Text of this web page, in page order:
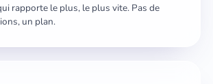
rapporte le plus, le plus vite. Pas de
un plan.